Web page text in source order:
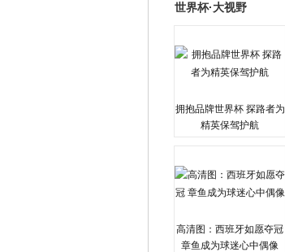
世界杯·大视野
拥抱品牌世界杯 探路者为
精英保驾护航
高清图：西班牙如愿夺冠
章鱼成为球迷心中偶像